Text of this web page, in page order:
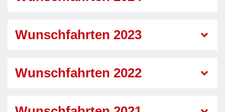
Wunschfahrten 2023
Wunschfahrten 2022